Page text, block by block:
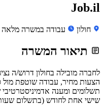
Job.il
חולון עבודה במשרה מלאה
תיאור המשרה
לחברה מובילה בחולון דרוש/ה
הצעות מחיר, עבודה שוטפת מול
תשלומים ומענה
שישי אחת לחודש (בתשלום